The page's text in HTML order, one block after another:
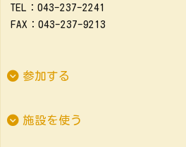
TEL：043-237-2241
FAX：043-237-9213
参加する
施設を使う